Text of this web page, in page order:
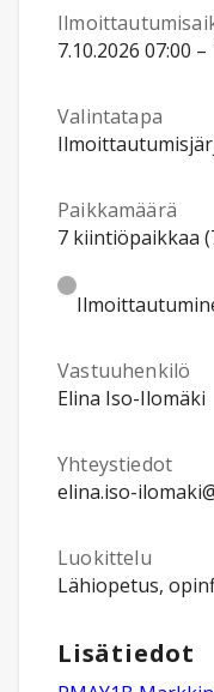
7.10.2026 07:00
Valintatapa
Paikkamäärä
7 kiintiöpaikkaa
Vastuuhenkilö
Elina Iso-Ilomäki
Yhteystiedot
elina.iso-
Luokittelu
Lähiopetus,
Lisätiedot